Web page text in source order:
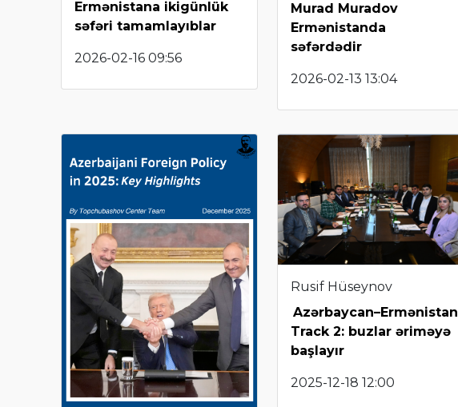
Ermənistana ikigünlük
səfəri tamamlayıblar
2026-02-16 09:56
Murad Muradov
Ermənistanda
səfərdədir
2026-02-13 13:04
Rusif Hüseynov
Azərbaycan–Ermənistan
Track 2: buzlar əriməyə
başlayır
2025-12-18 12:00